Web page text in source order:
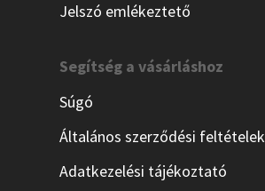
Jelszó emlékeztető
Segítség a vásárláshoz
Súgó
Általános szerződési feltételek
Adatkezelési tájékoztató